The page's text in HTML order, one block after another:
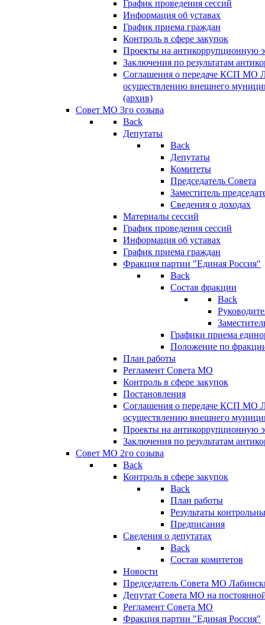
График проведения сессий
Информация об уставах
График приема граждан
Контроль в сфере закупок
Проекты на антикоррупционную
Заключения по результатам
Соглашения о передаче КСП МО
осуществлению внешнего
(архив)
Совет МО 3го созыва
Back
Депутаты
Back
Депутаты
Комитеты
Председатель Совета
Заместитель
Сведения о доходах
Материалы сессий
График проведения сессий
Информация об уставах
График приема граждан
Фракция партии "Единая Россия"
Back
Состав фракции
Back
Графики приема
Положение по
План работы
Регламент Совета МО
Контроль в сфере закупок
Постановления
Соглашения о передаче КСП МО
осуществлению внешнего
Проекты на антикоррупционную
Заключения по результатам
Совет МО 2го созыва
Back
Контроль в сфере закупок
Back
План работы
Результаты
Предписания
Сведения о депутатах
Back
Состав комитетов
Новости
Председатель Совета МО
Депутат Совета МО на
Регламент Совета МО
Фракция партии "Единая Россия"